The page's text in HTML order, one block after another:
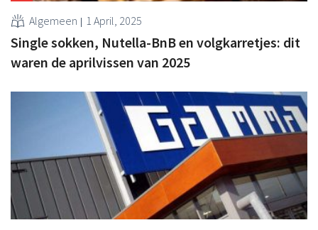
Algemeen 1 April, 2025
Single sokken, Nutella-BnB en volgkarretjes: dit
waren de aprilvissen van 2025